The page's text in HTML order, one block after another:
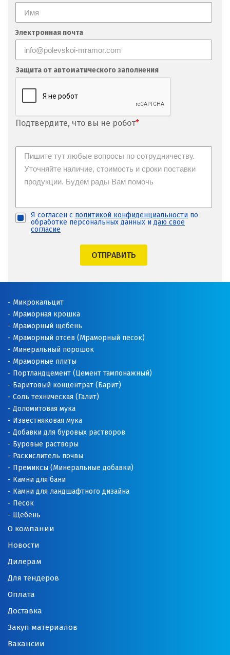
Электронная почта
Защита от автоматического заполнения
Подтвердите, что вы не робот*
Я согласен с политикой конфиденциальности по
обработке персональных данных и даю свое
согласие
ОТПРАВИТЬ
О компании
Новости
Дилерам
Для тендеров
Оплата
Доставка
Закуп материалов
Вакансии
Микрокальцит
Мраморная крошка
Мраморный щебень
Мраморный отсев (Мраморный песок)
Минеральный порошок
Мраморные плиты
Портландцемент (Цемент тампонажный)
Баритовый концентрат (Барит)
Соль техническая (Галит)
Доломитовая мука
Известняковая мука
Добавки для буровых растворов
Буровые растворы
Раскислитель почвы
Премиксы (Минеральные добавки)
Камни для бани
Камни для ландшафтного дизайна
Песок
Щебень